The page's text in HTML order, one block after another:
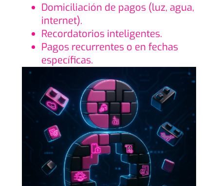
Domiciliación de pagos (luz, agua,
internet).
Recordatorios inteligentes.
Pagos recurrentes o en fechas
específicas.